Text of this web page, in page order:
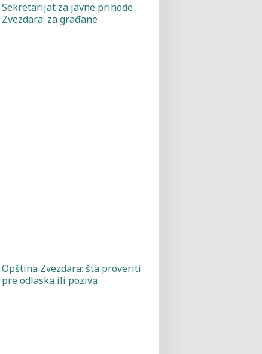
Sekretarijat za javne prihode
Zvezdara: za građane
Opština Zvezdara: šta proveriti
pre odlaska ili poziva